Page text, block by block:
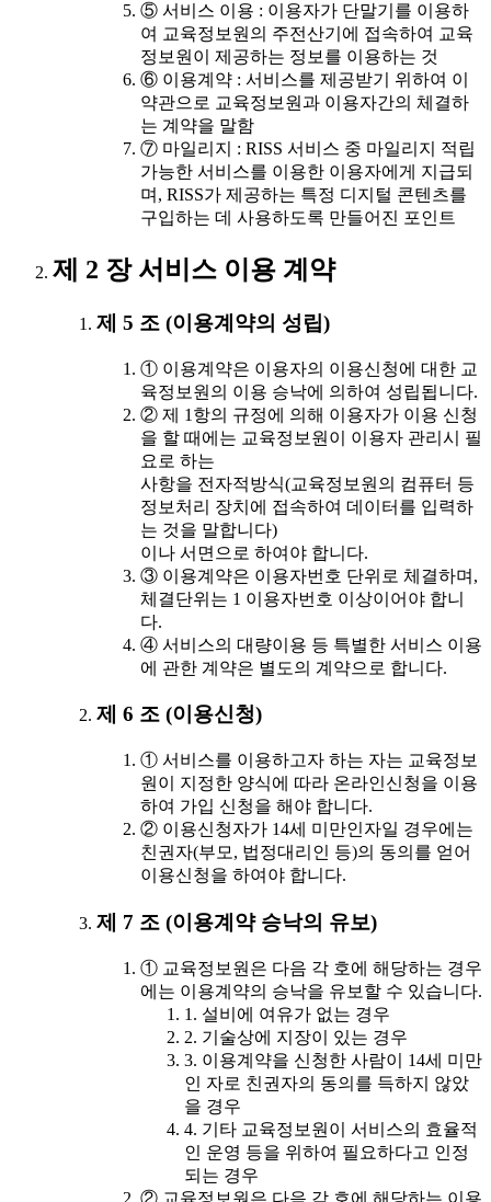
⑤ 서비스 이용 : 이용자가 단말기를 이용하
여 교육정보원의 주전산기에 접속하여 교육
정보원이 제공하는 정보를 이용하는 것
⑥ 이용계약 : 서비스를 제공받기 위하여 이
약관으로 교육정보원과 이용자간의 체결하
는 계약을 말함
⑦ 마일리지 : RISS 서비스 중 마일리지 적립
가능한 서비스를 이용한 이용자에게 지급되
며, RISS가 제공하는 특정 디지털 콘텐츠를
구입하는 데 사용하도록 만들어진 포인트
제 2 장 서비스 이용 계약
제 5 조 (이용계약의 성립)
① 이용계약은 이용자의 이용신청에 대한 교
육정보원의 이용 승낙에 의하여 성립됩니다.
② 제 1항의 규정에 의해 이용자가 이용 신청
을 할 때에는 교육정보원이 이용자 관리시 필
요로 하는
사항을 전자적방식(교육정보원의 컴퓨터 등
정보처리 장치에 접속하여 데이터를 입력하
는 것을 말합니다)
이나 서면으로 하여야 합니다.
③ 이용계약은 이용자번호 단위로 체결하며,
체결단위는 1 이용자번호 이상이어야 합니
다.
④ 서비스의 대량이용 등 특별한 서비스 이용
에 관한 계약은 별도의 계약으로 합니다.
제 6 조 (이용신청)
① 서비스를 이용하고자 하는 자는 교육정보
원이 지정한 양식에 따라 온라인신청을 이용
하여 가입 신청을 해야 합니다.
② 이용신청자가 14세 미만인자일 경우에는
친권자(부모, 법정대리인 등)의 동의를 얻어
이용신청을 하여야 합니다.
제 7 조 (이용계약 승낙의 유보)
① 교육정보원은 다음 각 호에 해당하는 경우
에는 이용계약의 승낙을 유보할 수 있습니다.
1. 설비에 여유가 없는 경우
2. 기술상에 지장이 있는 경우
3. 이용계약을 신청한 사람이 14세 미만
인 자로 친권자의 동의를 득하지 않았
을 경우
4. 기타 교육정보원이 서비스의 효율적
인 운영 등을 위하여 필요하다고 인정
되는 경우
② 교육정보원은 다음 각 호에 해당하는 이용